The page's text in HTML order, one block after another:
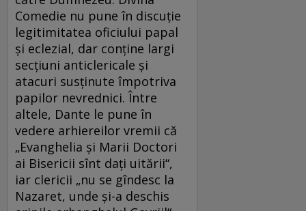
Comedie nu pune în discuție
legitimitatea oficiului papal
și eclezial, dar conține largi
secțiuni anticlericale și
atacuri susținute împotriva
papilor nevrednici. Între
altele, Dante le pune în
vedere arhiereilor vremii că
„Evanghelia și Marii Doctori
ai Bisericii sînt dați uitării“,
iar clericii „nu se gîndesc la
Nazaret, unde și-a deschis